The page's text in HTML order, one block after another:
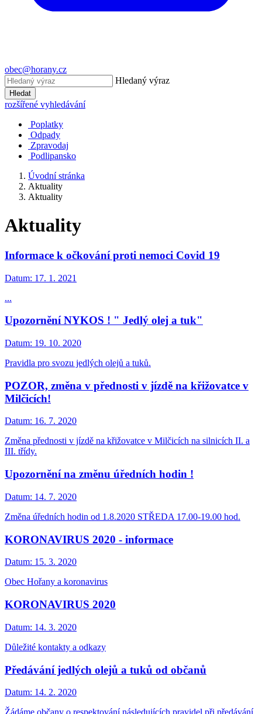
obec@horany.cz
Hledaný výraz
Hledat
rozšířené vyhledávání
Poplatky
Odpady
Zpravodaj
Podlipansko
Úvodní stránka
Aktuality
Aktuality
Aktuality
Informace k očkování proti nemoci Covid 19
Datum: 17. 1. 2021
...
Upozornění NYKOS ! " Jedlý olej a tuk"
Datum: 19. 10. 2020
Pravidla pro svozu jedlých olejů a tuků.
POZOR, změna v přednosti v jízdě na křižovatce v
Milčicích!
Datum: 16. 7. 2020
Změna přednosti v jízdě na křižovatce v Milčicích na silnicích II. a
III. třídy.
Upozornění na změnu úředních hodin !
Datum: 14. 7. 2020
Změna úředních hodin od 1.8.2020 STŘEDA 17.00-19.00 hod.
KORONAVIRUS 2020 - informace
Datum: 15. 3. 2020
Obec Hořany a koronavirus
KORONAVIRUS 2020
Datum: 14. 3. 2020
Důležité kontakty a odkazy
Předávání jedlých olejů a tuků od občanů
Datum: 14. 2. 2020